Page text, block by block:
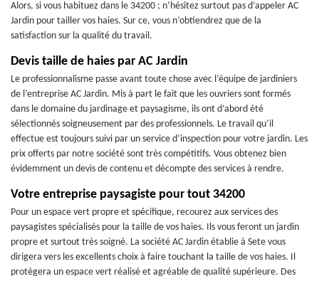
Alors, si vous habituez dans le 34200 ; n’hésitez surtout pas d’appeler AC
Jardin pour tailler vos haies. Sur ce, vous n’obtiendrez que de la
satisfaction sur la qualité du travail.
Devis taille de haies par AC Jardin
Le professionnalisme passe avant toute chose avec l’équipe de jardiniers
de l’entreprise AC Jardin. Mis à part le fait que les ouvriers sont formés
dans le domaine du jardinage et paysagisme, ils ont d’abord été
sélectionnés soigneusement par des professionnels. Le travail qu’il
effectue est toujours suivi par un service d’inspection pour votre jardin. Les
prix offerts par notre société sont très compétitifs. Vous obtenez bien
évidemment un devis de contenu et décompte des services à rendre.
Votre entreprise paysagiste pour tout 34200
Pour un espace vert propre et spécifique, recourez aux services des
paysagistes spécialisés pour la taille de vos haies. Ils vous feront un jardin
propre et surtout très soigné. La société AC Jardin établie à Sete vous
dirigera vers les excellents choix à faire touchant la taille de vos haies. Il
protègera un espace vert réalisé et agréable de qualité supérieure. Des